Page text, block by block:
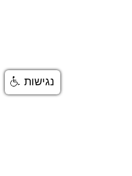
נגישות